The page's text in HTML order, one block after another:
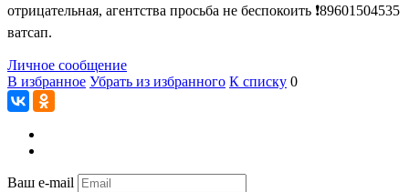
отрицательная, агентства просьба не беспокоить ❗89601504535
ватсап.
Личное сообщение
В избранное Убрать из избранного К списку 0
Ваш e-mail